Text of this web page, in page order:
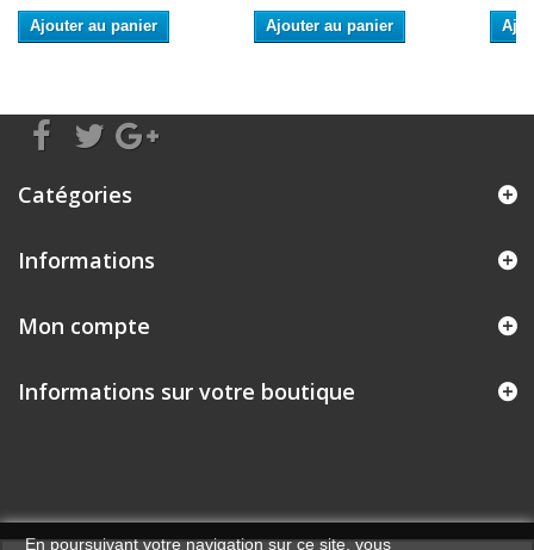
Ajouter au panier Ajouter au panier
Catégories
Informations
Mon compte
Informations sur votre boutique
En poursuivant votre navigation sur ce site, vous